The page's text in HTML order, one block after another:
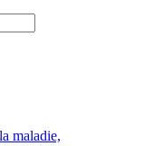
maladie,